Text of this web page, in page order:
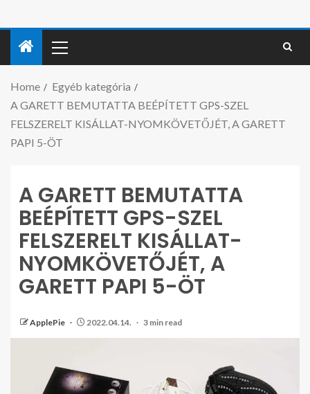
Home
Egyéb kategória
A GARETT BEMUTATTA BEÉPÍTETT GPS-SZEL
FELSZERELT KISÁLLAT-NYOMKÖVETŐJÉT, A GARETT
PAPI 5-ÖT
A GARETT BEMUTATTA
BEÉPÍTETT GPS-SZEL
FELSZERELT KISÁLLAT-
NYOMKÖVETŐJÉT, A
GARETT PAPI 5-ÖT
ApplePie 2022.04.14. 3 min read